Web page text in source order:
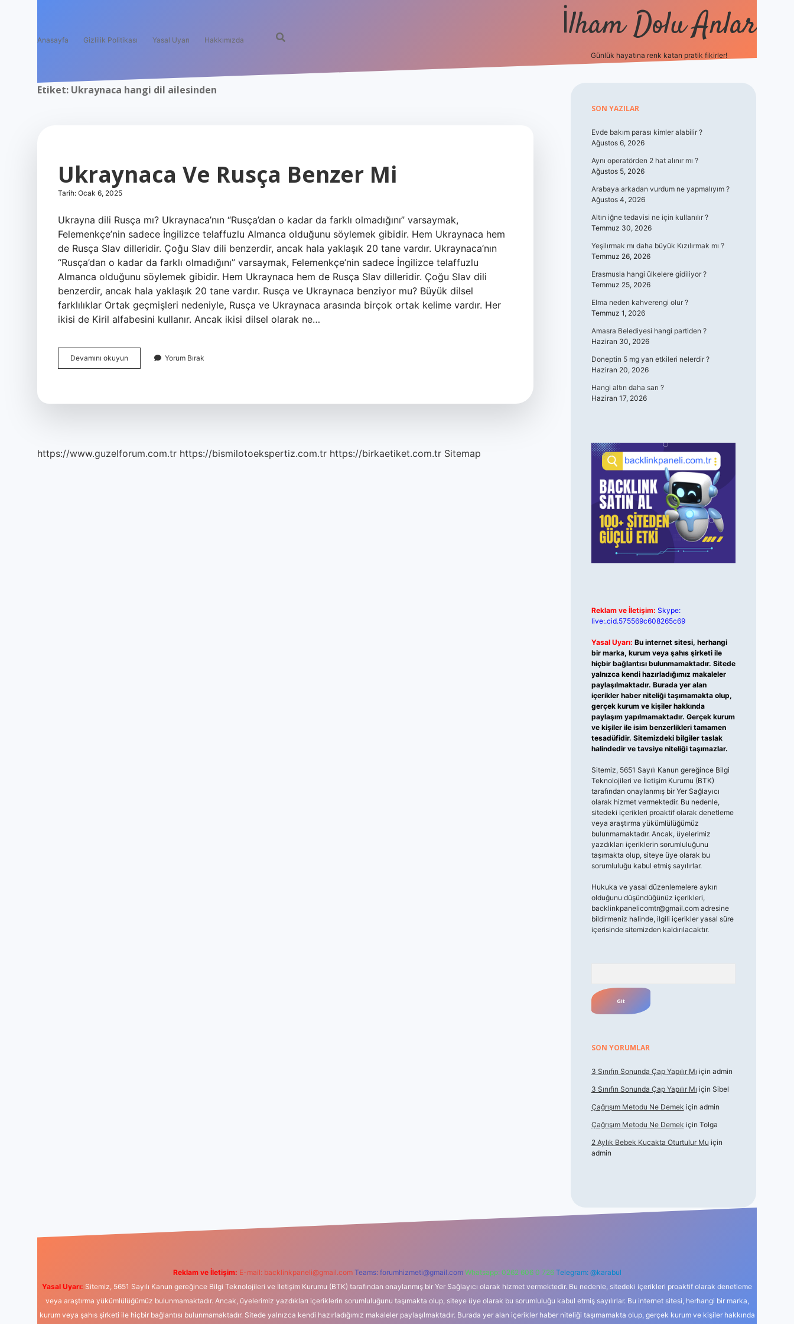
Anasayfa Gizlilik Politikası Yasal Uyarı Hakkımızda İlham Dolu Anlar
Günlük hayatına renk katan pratik fikirler!
Etiket: Ukraynaca hangi dil ailesinden
Ukraynaca Ve Rusça Benzer Mi
Tarih: Ocak 6, 2025
Ukrayna dili Rusça mı? Ukraynaca’nın “Rusça’dan o kadar da farklı olmadığını” varsaymak,
Felemenkçe’nin sadece İngilizce telaffuzlu Almanca olduğunu söylemek gibidir. Hem Ukraynaca hem
de Rusça Slav dilleridir. Çoğu Slav dili benzerdir, ancak hala yaklaşık 20 tane vardır. Ukraynaca’nın
“Rusça’dan o kadar da farklı olmadığını” varsaymak, Felemenkçe’nin sadece İngilizce telaffuzlu
Almanca olduğunu söylemek gibidir. Hem Ukraynaca hem de Rusça Slav dilleridir. Çoğu Slav dili
benzerdir, ancak hala yaklaşık 20 tane vardır. Rusça ve Ukraynaca benziyor mu? Büyük dilsel
farklılıklar Ortak geçmişleri nedeniyle, Rusça ve Ukraynaca arasında birçok ortak kelime vardır. Her
ikisi de Kiril alfabesini kullanır. Ancak ikisi dilsel olarak ne…
Devamını okuyun Ukraynaca
Ve
Yorum Bırak
https://www.guzelforum.com.tr https://bismilotoekspertiz.com.tr https://birkaetiket.com.tr Sitemap
Sidebar
SON YAZILAR
Evde bakım parası kimler alabilir ?
Ağustos 6, 2026
Aynı operatörden 2 hat alınır mı ?
Ağustos 5, 2026
Arabaya arkadan vurdum ne yapmalıyım ?
Ağustos 4, 2026
Altın iğne tedavisi ne için kullanılır ?
Temmuz 30, 2026
Yeşilırmak mı daha büyük Kızılırmak mı ?
Temmuz 26, 2026
Erasmusla hangi ülkelere gidiliyor ?
Temmuz 25, 2026
Elma neden kahverengi olur ?
Temmuz 1, 2026
Amasra Belediyesi hangi partiden ?
Haziran 30, 2026
Doneptin 5 mg yan etkileri nelerdir ?
Haziran 20, 2026
Hangi altın daha sarı ?
Haziran 17, 2026
Reklam ve İletişim: Skype:
live:.cid.575569c608265c69
Yasal Uyarı: Bu internet sitesi, herhangi
bir marka, kurum veya şahıs şirketi ile
hiçbir bağlantısı bulunmamaktadır. Sitede
yalnızca kendi hazırladığımız makaleler
paylaşılmaktadır. Burada yer alan
içerikler haber niteliği taşımamakta olup,
gerçek kurum ve kişiler hakkında
paylaşım yapılmamaktadır. Gerçek kurum
ve kişiler ile isim benzerlikleri tamamen
tesadüfidir. Sitemizdeki bilgiler taslak
halindedir ve tavsiye niteliği taşımazlar.
Sitemiz, 5651 Sayılı Kanun gereğince Bilgi
Teknolojileri ve İletişim Kurumu (BTK)
tarafından onaylanmış bir Yer Sağlayıcı
olarak hizmet vermektedir. Bu nedenle,
sitedeki içerikleri proaktif olarak denetleme
veya araştırma yükümlülüğümüz
bulunmamaktadır. Ancak, üyelerimiz
yazdıkları içeriklerin sorumluluğunu
taşımakta olup, siteye üye olarak bu
sorumluluğu kabul etmiş sayılırlar.
Hukuka ve yasal düzenlemelere aykırı
olduğunu düşündüğünüz içerikleri,
backlinkpanelicomtr@gmail.comadresine
bildirmeniz halinde, ilgili içerikler yasal süre
içerisinde sitemizden kaldırılacaktır.
SON YORUMLAR
3 Sınıfın Sonunda Çap Yapılır Mı için admin
3 Sınıfın Sonunda Çap Yapılır Mı için Sibel
Çağrışım Metodu Ne Demek için admin
Çağrışım Metodu Ne Demek için Tolga
2 Aylık Bebek Kucakta Oturtulur Mu için
admin
Reklam ve İletişim: E-mail: backlinkpaneli@gmail.com Teams: forumhizmeti@gmail.com Whatsapp: 0262 606 0 726 Telegram: @karabul
Yasal Uyarı: Sitemiz, 5651 Sayılı Kanun gereğince Bilgi Teknolojileri ve İletişim Kurumu (BTK) tarafından onaylanmış bir Yer Sağlayıcı olarak hizmet vermektedir. Bu nedenle, sitedeki içerikleri proaktif olarak denetleme
veya araştırma yükümlülüğümüz bulunmamaktadır. Ancak, üyelerimiz yazdıkları içeriklerin sorumluluğunu taşımakta olup, siteye üye olarak bu sorumluluğu kabul etmiş sayılırlar. Bu internet sitesi, herhangi bir marka,
kurum veya şahıs şirketi ile hiçbir bağlantısı bulunmamaktadır. Sitede yalnızca kendi hazırladığımız makaleler paylaşılmaktadır. Burada yer alan içerikler haber niteliği taşımamakta olup, gerçek kurum ve kişiler hakkında